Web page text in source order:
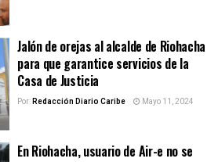
Jalón de orejas al alcalde de Riohacha
para que garantice servicios de la
Casa de Justicia
Por:Redacción Diario Caribe Mayo 11, 2024
En Riohacha, usuario de Air-e no se